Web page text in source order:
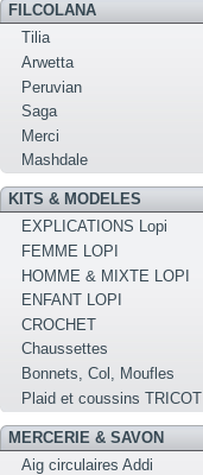
FILCOLANA
Tilia
Arwetta
Peruvian
Saga
Merci
Mashdale
KITS & MODELES
EXPLICATIONS Lopi
FEMME LOPI
HOMME & MIXTE LOPI
ENFANT LOPI
CROCHET
Chaussettes
Bonnets, Col, Moufles
Plaid et coussins TRICOT
MERCERIE & SAVON
Aig circulaires Addi